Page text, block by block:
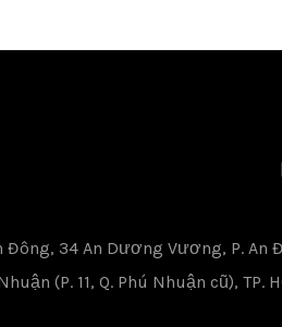
Đông, 34 An Dương Vương, P. An
(P. 11, Q. Phú Nhuận cũ), TP.